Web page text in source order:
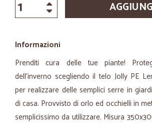
Informazioni
Prenditi cura delle tue piante!
dell’inverno scegliendo il telo Jolly PE
per realizzare delle semplici serre in
di casa. Provvisto di orlo ed occhielli in
semplicissimo da utilizzare. Misura